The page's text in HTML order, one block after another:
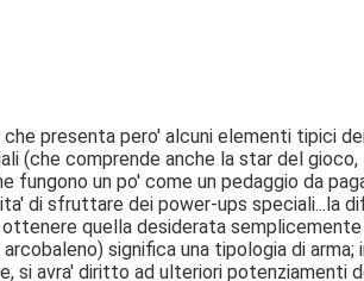
presenta pero' alcuni elementi tipici
(che comprende anche la star del gioco,
fungono un po' come un pedaggio da
di sfruttare dei power-ups speciali...la
quella desiderata
significa una tipologia di arma;
si avra' diritto ad ulteriori potenziamenti